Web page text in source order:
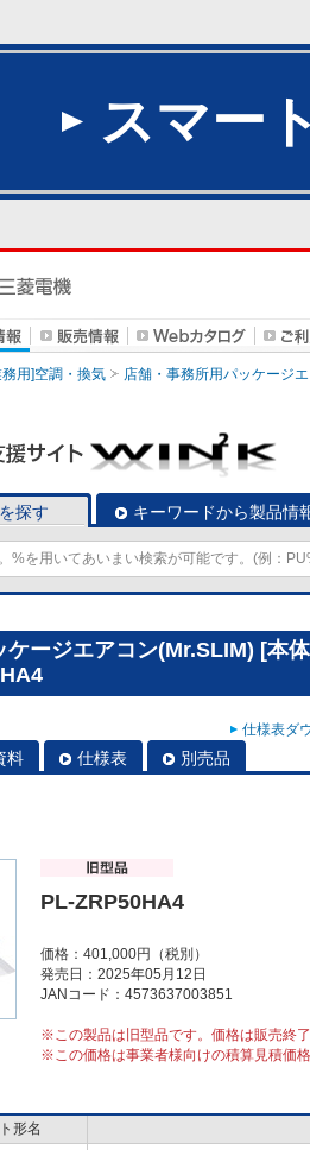
スマー
務用]空調・換気 店舗・事務所用パッケージ
探す キーワードから製品情
ケージエアコン(Mr.SLIM) [本
仕様表ダ
料 仕様表 別売品
PL-ZRP50HA4
価格：401,000円（税別）
発売日：2025年05月12日
JANコード：4573637003851
※この製品は旧型品です。価格は販売終
※この価格は事業者様向けの積算見積価
形名